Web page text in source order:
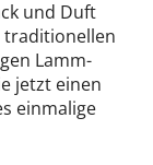
und Duft
traditionellen
Lamm-
jetzt einen
einmalige